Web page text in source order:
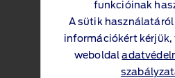
funkcióinak
A sütik
információkért kérjük,
weboldal